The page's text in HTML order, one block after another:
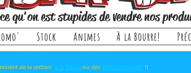
qu'on est stupides de vendre nos
Stock Animes À la Bourre!
il provient de la section ou des !)
à la bourre précommandes